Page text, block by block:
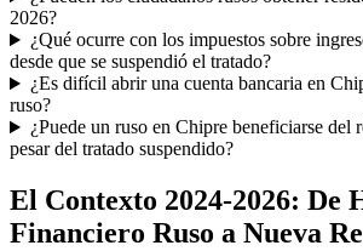
2026?
¿Qué ocurre con los impuestos sobre
desde que se suspendió el tratado?
¿Es difícil abrir una cuenta bancaria en
ruso?
¿Puede un ruso en Chipre beneficiarse del
pesar del tratado suspendido?
El Contexto 2024-2026: De
Financiero Ruso a Nueva